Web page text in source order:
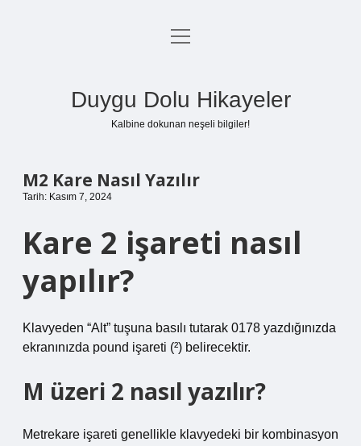
Anasayfa
menüyü
Duygu Dolu Hikayeler
Kalbine dokunan neşeli bilgiler!
M2 Kare Nasıl Yazılır
Tarih: Kasım 7, 2024
Kare 2 işareti nasıl
yapılır?
Klavyeden “Alt” tuşuna basılı tutarak 0178 yazdığınızda
ekranınızda pound işareti (²) belirecektir.
M üzeri 2 nasıl yazılır?
Metrekare işareti genellikle klavyedeki bir kombinasyon